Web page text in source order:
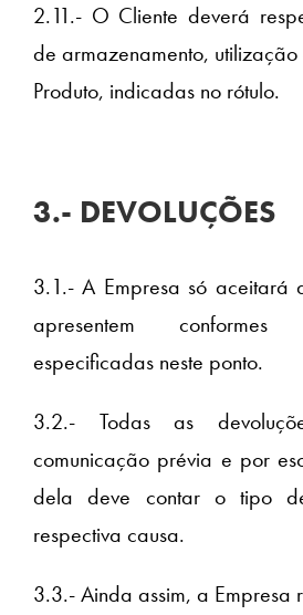
2.11.- O Cliente deverá
de armazenamento,
Produto, indicadas no rótulo.
3.- DEVOLUÇÕES
3.1.- A Empresa só aceitará
apresentem
especificadas neste ponto.
3.2.- Todas as
comunicação prévia e por
dela deve contar o tipo
respectiva causa.
3.3.- Ainda assim, a Empresa